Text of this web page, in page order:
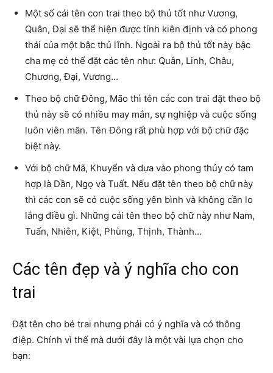
Một số cái tên con trai theo bộ thủ tốt như Vương,
Quân, Đại sẽ thể hiện được tính kiên định và có phong
thái của một bậc thủ lĩnh. Ngoài ra bộ thủ tốt này bậc
cha mẹ có thể đặt các tên như: Quân, Linh, Châu,
Chương, Đại, Vương…
Theo bộ chữ Đông, Mão thì tên các con trai đặt theo bộ
thủ này sẽ có nhiều may mắn, sự nghiệp và cuộc sống
luôn viên mãn. Tên Đông rất phù hợp với bộ chữ đặc
biệt này.
Với bộ chữ Mã, Khuyển và dựa vào phong thủy có tam
hợp là Dần, Ngọ và Tuất. Nếu đặt tên theo bộ chữ này
thì các con sẽ có cuộc sống yên bình và không cần lo
lắng điều gì. Những cái tên theo bộ chữ này như Nam,
Tuấn, Nhiên, Kiệt, Phùng, Thịnh, Thành…
Các tên đẹp và ý nghĩa cho con
trai
Đặt tên cho bé trai nhưng phải có ý nghĩa và có thông
điệp. Chính vì thế mà dưới đây là một vài lựa chọn cho
bạn: